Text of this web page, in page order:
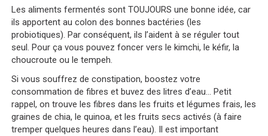
Les aliments fermentés sont TOUJOURS une bonne idée, car
ils apportent au colon des bonnes bactéries (les
probiotiques). Par conséquent, ils l’aident à se réguler tout
seul. Pour ça vous pouvez foncer vers le kimchi, le kéfir, la
choucroute ou le tempeh.
Si vous souffrez de constipation, boostez votre
consommation de fibres et buvez des litres d’eau… Petit
rappel, on trouve les fibres dans les fruits et légumes frais, les
graines de chia, le quinoa, et les fruits secs activés (à faire
tremper quelques heures dans l’eau). Il est important